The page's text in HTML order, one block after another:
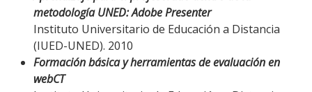
metodología UNED: Adobe Presenter
Instituto Universitario de Educación a Distancia
(IUED-UNED). 2010
Formación básica y herramientas de evaluación en
webCT